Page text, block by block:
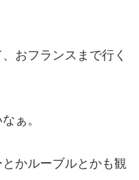
おフランスまで行く
ぁ。
かルーブルとかも観